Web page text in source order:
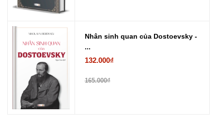
Nhân sinh quan của Dostoevsky -
...
132.000₫
165.000₫